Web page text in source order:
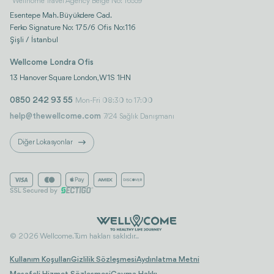
Esentepe Mah. Büyükdere Cad.
Ferko Signature No: 175/6 Ofis No:116
Şişli / İstanbul
Wellcome Londra Ofis
13 Hanover Square London, W1S 1HN
0850 242 93 55 Mon-Fri 08:30 to 17:00
help@thewellcome.com 7/24 Sağlık Danışmanı
Diğer Lokasyonlar
© 2026 Wellcome. Tüm hakları saklıdır..
Kullanım KoşullarıGizlilik SözleşmesiAydınlatma Metni